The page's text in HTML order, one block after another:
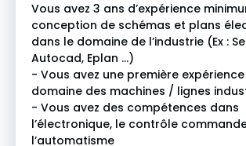
Vous avez 3 ans d’expérience
conception de schémas et plans
dans le domaine de l’industrie (Ex :
Autocad, Eplan …)
- Vous avez une première
domaine des machines / lignes
- Vous avez des compétences dans
l’électronique, le contrôle
l’automatisme